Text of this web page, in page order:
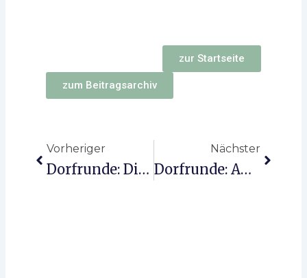
zur Startseite
zum Beitragsarchiv
Vorheriger
Dorfrunde: Die Kirche
Nächster
Dorfrunde: Am Schillerplatz